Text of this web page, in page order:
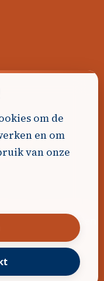
voorwaarden
Cookiebeleid|
om de
en om
van onze